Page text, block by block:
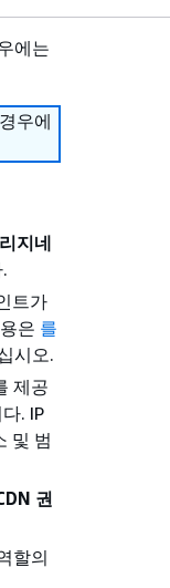
에는
우에
지네
트가
은 를
시오.
제공
. IP
및 범
권
할의